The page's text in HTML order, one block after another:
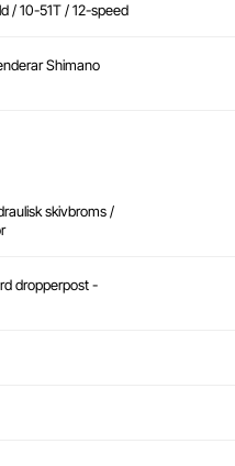
/ 10-51T / 12-speed
Shimano
skivbroms /
dropperpost -